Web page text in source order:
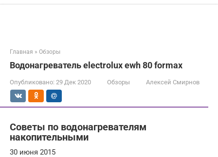
Главная » Обзоры
Водонагреватель electrolux ewh 80 formax
Опубликовано: 29 Дек 2020 Обзоры Алексей Смирнов
Советы по водонагревателям
накопительными
30 июня 2015